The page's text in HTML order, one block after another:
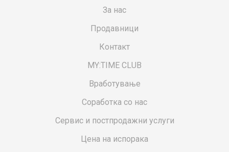
За нас
Продавници
Контакт
MY:TIME CLUB
Вработување
Соработка со нас
Сервис и постпродажни услуги
Цена на испорака